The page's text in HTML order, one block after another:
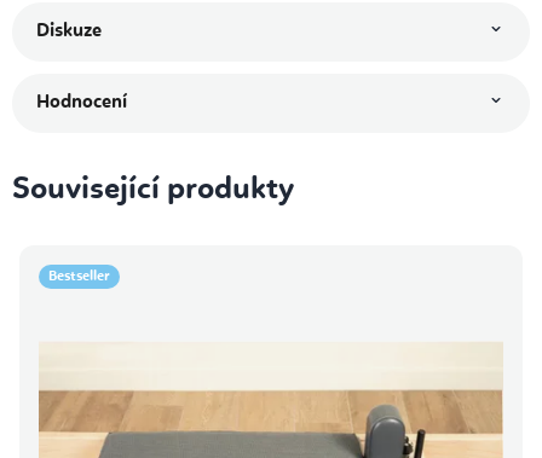
Diskuze
Hodnocení
Související produkty
Bestseller